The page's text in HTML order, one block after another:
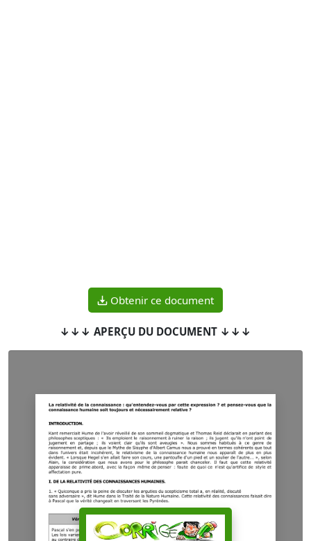
Obtenir ce document
↓↓↓ APERÇU DU DOCUMENT ↓↓↓